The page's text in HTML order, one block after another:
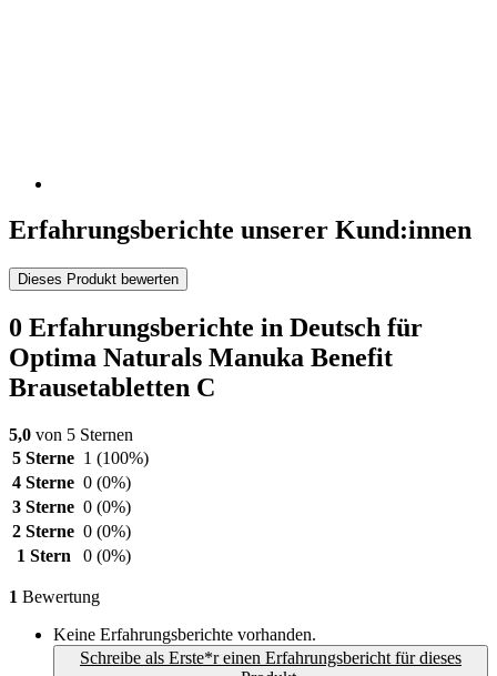
Erfahrungsberichte unserer Kund:innen
Dieses Produkt bewerten
0 Erfahrungsberichte in Deutsch für
Optima Naturals Manuka Benefit
Brausetabletten C
5,0 von 5 Sternen
5 Sterne 1 (100%)
4 Sterne 0 (0%)
3 Sterne 0 (0%)
2 Sterne 0 (0%)
1 Stern
0 (0%)
1 Bewertung
Keine Erfahrungsberichte vorhanden.
Schreibe als Erste*r einen Erfahrungsbericht für dieses